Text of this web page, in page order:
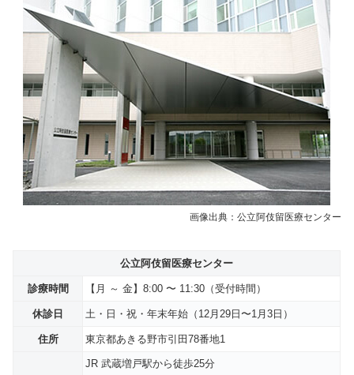
画像出典：公立阿伎留医療センター
公立阿伎留医療センター
診療時間 【月 ～ 金】8:00 〜 11:30（受付時間）
休診日 土・日・祝・年末年始（12月29日〜1月3日）
住所 東京都あきる野市引田78番地1
JR 武蔵増戸駅から徒歩25分